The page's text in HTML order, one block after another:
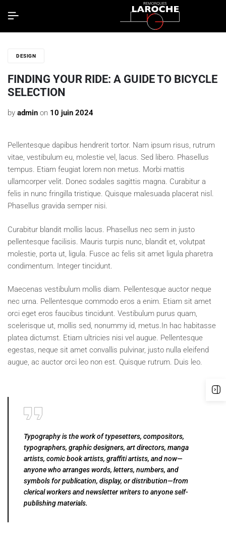
DESIGN
FINDING YOUR RIDE: A GUIDE TO BICYCLE
SELECTION
by admin on 10 juin 2024
Pellentesque dapibus hendrerit tortor. Nam ipsum risus, rutrum
vitae, vestibulum eu, molestie vel, lacus. Sed libero. Phasellus
tempus. Etiam feugiat lorem non metus. Morbi mattis
ullamcorper velit. Donec sodales sagittis magna. Curabitur a
felis in nunc fringilla tristique. Quisque malesuada placerat nisl.
Phasellus gravida semper nisi.
Curabitur blandit mollis lacus. Phasellus nec sem in justo
pellentesque facilisis. Mauris turpis nunc, blandit et, volutpat
molestie, porta ut, ligula. Fusce ac felis sit amet ligula pharetra
condimentum. Integer tincidunt.
Maecenas vestibulum mollis diam. Pellentesque auctor neque
nec urna. Pellentesque commodo eros a enim. Etiam sit amet
orci eget eros faucibus tincidunt. Vestibulum purus quam,
scelerisque ut, mollis sed, nonummy id, metus.In hac habitasse
platea dictumst. Etiam ultricies nisi vel augue. Pellentesque
egestas, neque sit amet convallis pulvinar, justo nulla eleifend
augue, ac auctor orci leo non est. Quisque rutrum. Duis leo.
Typography is the work of typesetters, compositors,
typographers, graphic designers, art directors, manga
artists, comic book artists, graffiti artists, and now—
anyone who arranges words, letters, numbers, and
symbols for publication, display, or distribution—from
clerical workers and newsletter writers to anyone self-
publishing materials.